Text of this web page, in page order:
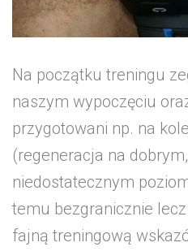
Na początku treningu
naszym wypoczęciu
przygotowani np. na
(regeneracja na
niedostatecznym
temu bezgranicznie
fajną treningową